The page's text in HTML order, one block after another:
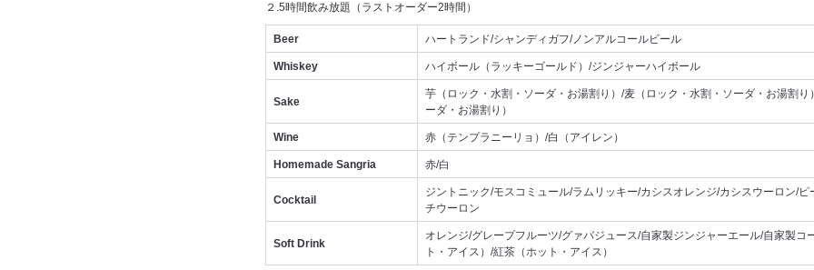
２.5時間飲み放題（ラストオーダー2時間）
Beer ハートランド/シャンディガフ/ノンアルコールビール
Whiskey ハイボール（ラッキーゴールド）/ジンジャーハイボール
Sake
芋（ロック・水割・ソーダ・お湯割り）/麦（ロック・水割・ソーダ・お湯割り
ーダ・お湯割り）
Wine 赤（テンプラニーリョ）/白（アイレン）
Homemade Sangria 赤/白
Cocktail
ジントニック/モスコミュール/ラムリッキー/カシスオレンジ/カシスウーロン/
チウーロン
Soft Drink
オレンジ/グレープフルーツ/グァバジュース/自家製ジンジャーエール/自家製コ
ト・アイス）/紅茶（ホット・アイス）